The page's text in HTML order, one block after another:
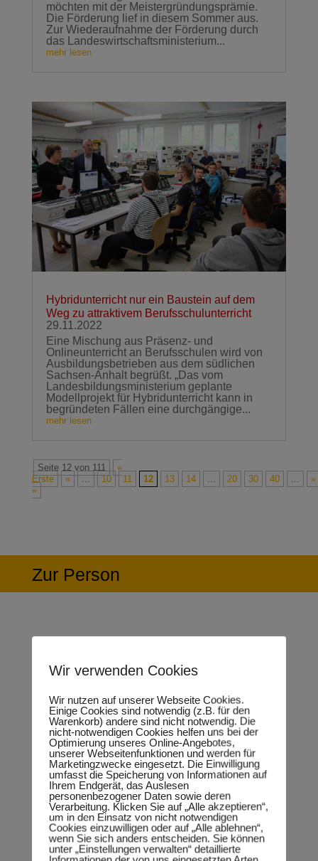
möchten mit der Meistergründungsprämie.
Die Förderung lief in diesem Sommer aus.
Zur Wiederaufnahme der Förderung durch
das Landeswirtschaftsministerium...
mehr lesen
Hybridunterricht nur ein Baustein auf dem
Weg zu attraktivem Berufsschulunterricht
29.11.2022
Eine Mischung aus Präsenz- und
Onlineunterricht an Berufsschulen wird von
Ausbildungsbetrieben aus dem südlichen
Sachsen-Anhalt begrüßt. „Das vom
Landesbildungsministerium geplante
Modellprojekt für Hybridunterricht kann in
begründeten Fällen eine durchgängige...
mehr lesen
Seite 12 von 111
«
Erste
« ... 10 11 12 13 14 ... 20 30 40 ...
»
»
Zur Person
Wir verwenden Cookies
Wir nutzen auf unserer Webseite Cookies.
Einige Cookies sind notwendig (z.B. für den
Warenkorb) andere sind nicht notwendig. Die
nicht-notwendigen Cookies helfen uns bei der
Optimierung unseres Online-Angebotes,
unserer Webseitenfunktionen und werden für
Marketingzwecke eingesetzt. Die Einwilligung
umfasst die Speicherung von Informationen auf
Ihrem Endgerät, das Auslesen
personenbezogener Daten sowie deren
Verarbeitung. Klicken Sie auf „Alle akzeptieren“,
um in den Einsatz von nicht notwendigen
Cookies einzuwilligen oder auf „Alle ablehnen“,
wenn Sie sich anders entscheiden. Sie können
unter „Einstellungen verwalten“ detaillierte